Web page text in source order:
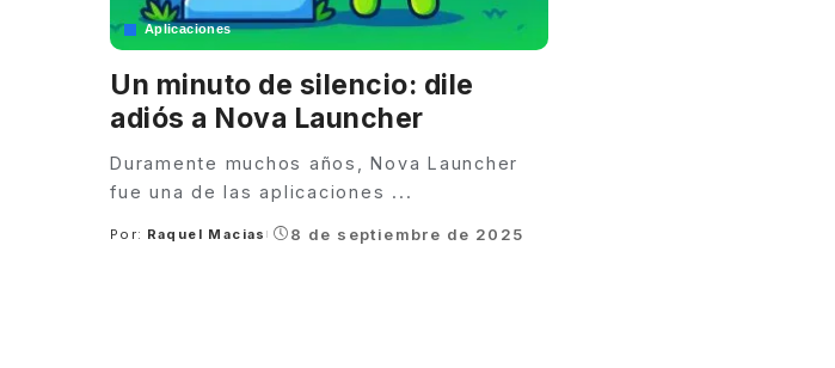
Aplicaciones
Un minuto de silencio: dile
adiós a Nova Launcher
Duramente muchos años, Nova Launcher
fue una de las aplicaciones ...
Posted
Por: Raquel Macias 8 de septiembre de 2025